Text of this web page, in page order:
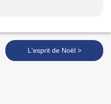
L'esprit de Noël >